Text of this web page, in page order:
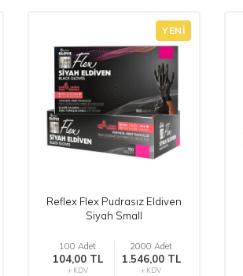
YENI
Reflex Flex Pudrasız Eldiven
Siyah Small
100 Adet
104,00 TL
+ KDV
2000 Adet
1.546,00 TL
+ KDV